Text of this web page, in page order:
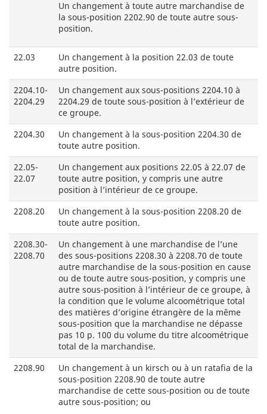
Un changement à toute autre marchandise de
la sous-position 2202.90 de toute autre sous-
position.
22.03
Un changement à la position 22.03 de toute
autre position.
2204.10-
2204.29
Un changement aux sous-positions 2204.10 à
2204.29 de toute sous-position à l’extérieur de
ce groupe.
2204.30
Un changement à la sous-position 2204.30 de
toute autre position.
22.05-
22.07
Un changement aux positions 22.05 à 22.07 de
toute autre position, y compris une autre
position à l’intérieur de ce groupe.
2208.20
Un changement à la sous-position 2208.20 de
toute autre position.
2208.30-
2208.70
Un changement à une marchandise de l’une
des sous-positions 2208.30 à 2208.70 de toute
autre marchandise de la sous-position en cause
ou de toute autre sous-position, y compris une
autre sous-position à l’intérieur de ce groupe, à
la condition que le volume alcoométrique total
des matières d’origine étrangère de la même
sous-position que la marchandise ne dépasse
pas 10 p. 100 du volume du titre alcoométrique
total de la marchandise.
2208.90
Un changement à un kirsch ou à un ratafia de la
sous-position 2208.90 de toute autre
marchandise de cette sous-position ou de toute
autre sous-position; ou